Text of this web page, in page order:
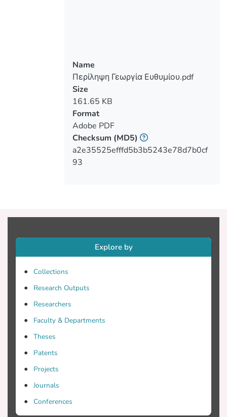
απόρριψη του συστήματος ΕΕΕ; Οι
συμμετέχοντες ήταν απαραίτητο να
αποτελούν ζευγάρια έτσι, συλλέχθηκαν
πληροφορίες από τέσσερεις
φροντίστριες ατόμων με σύνθετες
επικοινωνιακές διαταραχές και από δύο
ειδικούς Υποστηρικτικής Τεχνολογίας
που είχαν αναλάβει τα άτομα αυτά. Η
συλλογή των δεδομένων έγινε μέσω
παράγοντες αποδοχής/απόρριψης/
ατομικοί, οικογενειακοί, η προηγούμενη
γνώση ηλεκτρονικών υπολογιστών, η
ειδικό, ο τρόπος παρουσίασης και
εκπαίδευσης του ατόμου στο σύστημα,
οικονομικοί παράγοντες, η
κάθε άτομο και η αίσθηση ασφάλειας
εγκατάλειψης κάποιου συστήματος ΕΕΕ
Name
Περίληψη Γεωργία Ευθυμίου.pdf
Size
161.65 KB
Format
Adobe PDF
Checksum (MD5)
a2e35525efffd5b3b5243e78d7b0cf
93
Explore by
Collections
Research Outputs
Researchers
Faculty & Departments
Theses
Patents
Projects
Journals
Conferences